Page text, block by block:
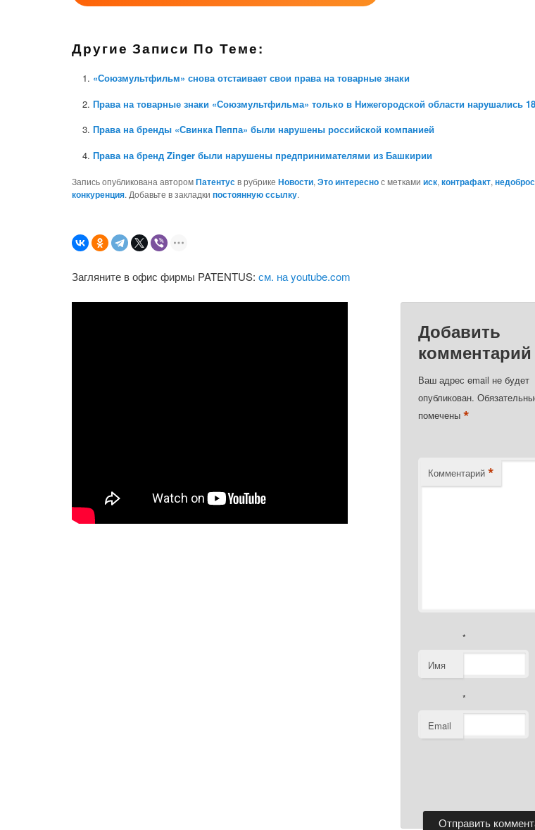
Другие Записи По Теме:
«Союзмультфильм» снова отстаивает свои права на товарные знаки
Права на товарные знаки «Союзмультфильма» только в Нижегородской области нарушались
Права на бренды «Свинка Пеппа» были нарушены российской компанией
Права на бренд Zinger были нарушены предпринимателями из Башкирии
Запись опубликована авторомПатентусв рубрикеНовости,Это интереснос меткамииск,контрафакт,
конкуренция. Добавьте в закладкипостоянную ссылку.
Загляните в офис фирмы PATENTUS:см. на youtube.com
Добавить
комментарий
Ваш адрес email не будет
опубликован.
помечены*
Комментарий *
Имя
*
Email
*